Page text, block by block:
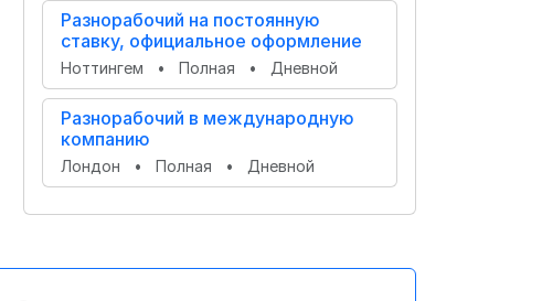
Разнорабочий на постоянную
ставку, официальное оформление
Ноттингем • Полная • Дневной
Разнорабочий в международную
компанию
Лондон • Полная • Дневной